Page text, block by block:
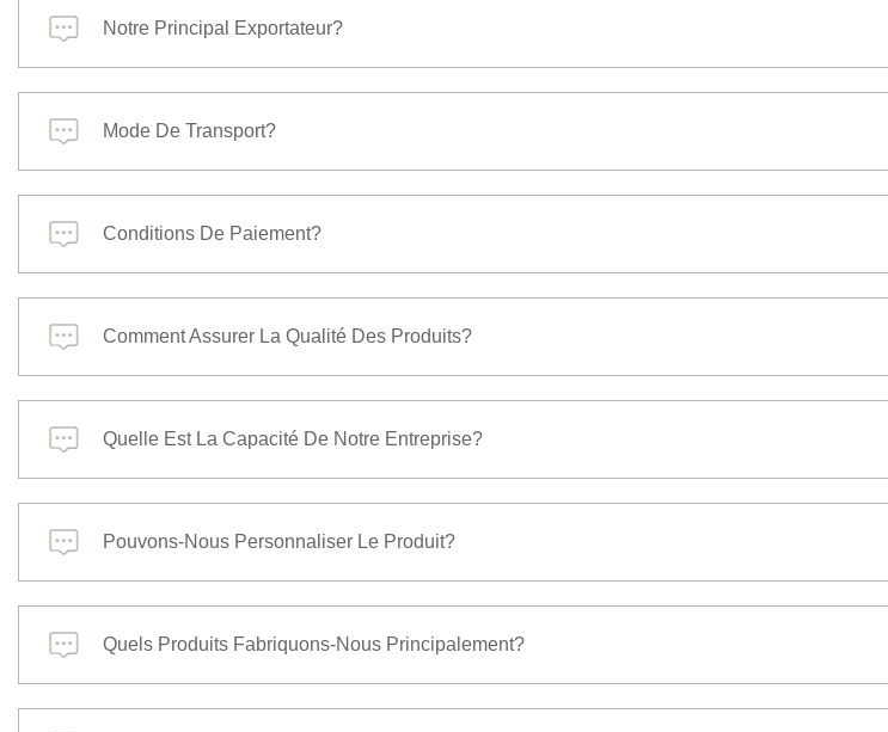
Notre Principal Exportateur?
Mode De Transport?
Conditions De Paiement?
Comment Assurer La Qualité Des Produits?
Quelle Est La Capacité De Notre Entreprise?
Pouvons-Nous Personnaliser Le Produit?
Quels Produits Fabriquons-Nous Principalement?